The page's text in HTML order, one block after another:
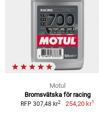
Motul
Bromsvätska för racing
RFP 307,48 kr2 254,20 kr1